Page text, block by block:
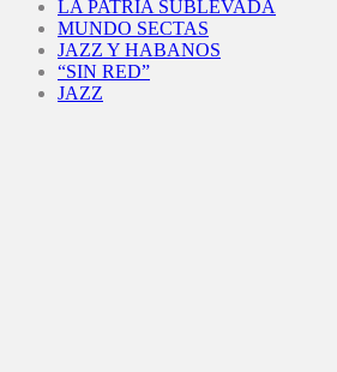
LA PATRIA SUBLEVADA
MUNDO SECTAS
JAZZ Y HABANOS
“SIN RED”
JAZZ